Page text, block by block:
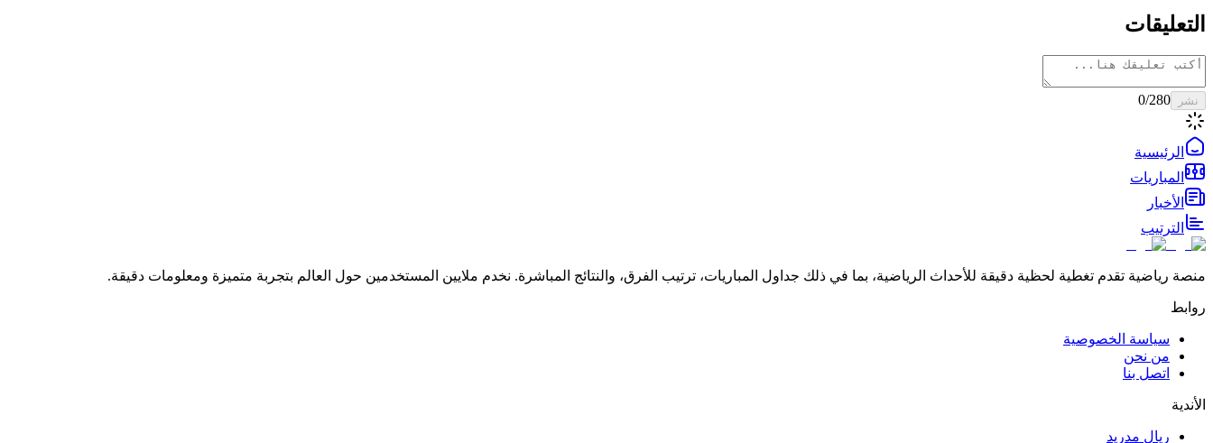
التعليقات
نشر 0/280
الرئيسية
المباريات
الأخبار
الترتيب
منصة رياضية تقدم تغطية لحظية دقيقة للأحداث الرياضية، بما في ذلك جداول المباريات، ترتيب الفرق، والنتائج المباشرة. نخدم ملايين المستخدمين حول العالم بتجربة متميزة ومعلومات دقيقة.
روابط
سياسة الخصوصية
من نحن
اتصل بنا
الأندية
ريال مدريد